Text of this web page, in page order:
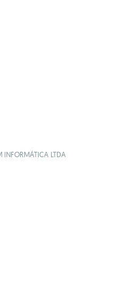
INFORMÁTICA LTDA